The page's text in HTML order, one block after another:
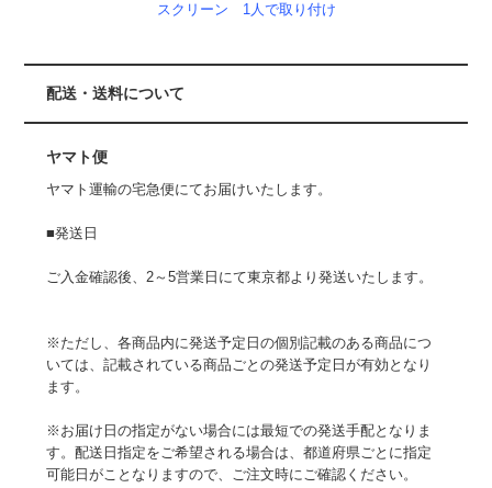
スクリーン 1人で取り付け
配送・送料について
ヤマト便
ヤマト運輸の宅急便にてお届けいたします。
■発送日
ご入金確認後、2～5営業日にて東京都より発送いたします。
※ただし、各商品内に発送予定日の個別記載のある商品につ
いては、記載されている商品ごとの発送予定日が有効となり
ます。
※お届け日の指定がない場合には最短での発送手配となりま
す。配送日指定をご希望される場合は、都道府県ごとに指定
可能日がことなりますので、ご注文時にご確認ください。